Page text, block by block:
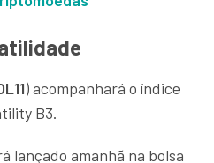
) acompanhará o índice
B3.
lançado amanhã na bolsa